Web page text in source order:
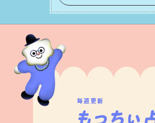
ネルギーを蓄え、困難を乗り越え
変えましょう。
毎週更新